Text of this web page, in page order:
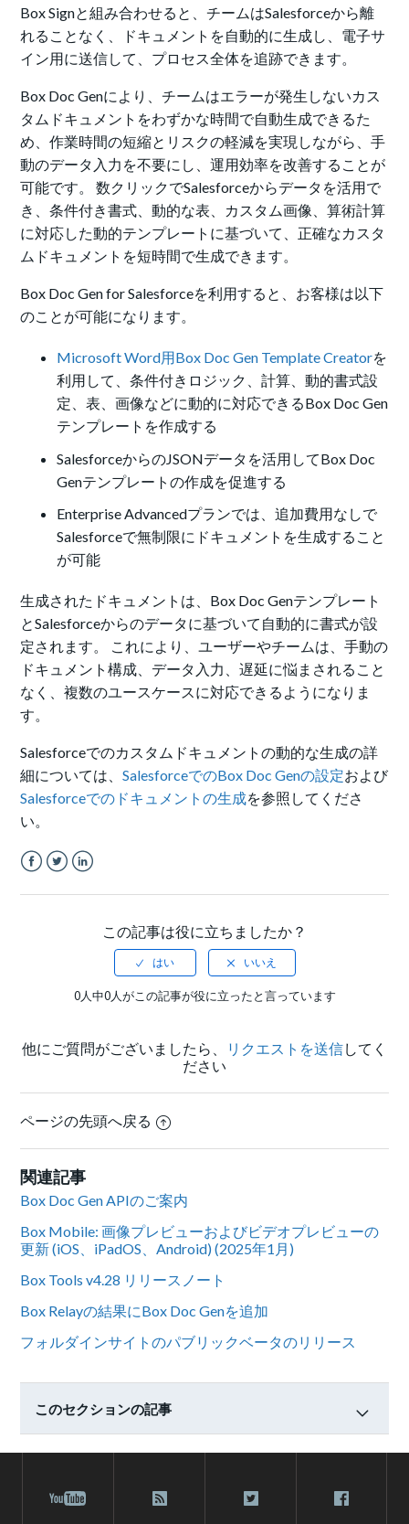
Box Signと組み合わせると、チームはSalesforceから離
れることなく、ドキュメントを自動的に生成し、電子サ
イン用に送信して、プロセス全体を追跡できます。
Box Doc Genにより、チームはエラーが発生しないカス
タムドキュメントをわずかな時間で自動生成できるた
め、作業時間の短縮とリスクの軽減を実現しながら、手
動のデータ入力を不要にし、運用効率を改善することが
可能です。 数クリックでSalesforceからデータを活用で
き、条件付き書式、動的な表、カスタム画像、算術計算
に対応した動的テンプレートに基づいて、正確なカスタ
ムドキュメントを短時間で生成できます。
Box Doc Gen for Salesforceを利用すると、お客様は以下
のことが可能になります。
Microsoft Word用Box Doc Gen Template Creatorを
利用して、条件付きロジック、計算、動的書式設
定、表、画像などに動的に対応できるBox Doc Gen
テンプレートを作成する
SalesforceからのJSONデータを活用してBox Doc
Genテンプレートの作成を促進する
Enterprise Advancedプランでは、追加費用なしで
Salesforceで無制限にドキュメントを生成すること
が可能
生成されたドキュメントは、Box Doc Genテンプレート
とSalesforceからのデータに基づいて自動的に書式が設
定されます。 これにより、ユーザーやチームは、手動の
ドキュメント構成、データ入力、遅延に悩まされること
なく、複数のユースケースに対応できるようになりま
す。
Salesforceでのカスタムドキュメントの動的な生成の詳
細については、SalesforceでのBox Doc Genの設定および
Salesforceでのドキュメントの生成を参照してくださ
い。
この記事は役に立ちましたか？
0人中0人がこの記事が役に立ったと言っています
他にご質問がございましたら、 リクエストを送信してく
ださい
ページの先頭へ戻る
関連記事
Box Doc Gen APIのご案内
Box Mobile: 画像プレビューおよびビデオプレビューの
更新 (iOS、iPadOS、Android) (2025年1月)
Box Tools v4.28 リリースノート
Box Relayの結果にBox Doc Genを追加
フォルダインサイトのパブリックベータのリリース
このセクションの記事